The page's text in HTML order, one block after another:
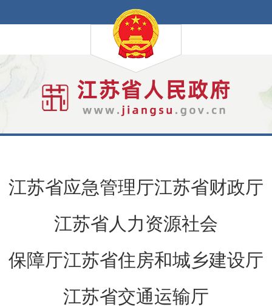
​江苏省应急管理厅江苏省财政厅
江苏省人力资源社会
保障厅江苏省住房和城乡建设厅
江苏省交通运输厅